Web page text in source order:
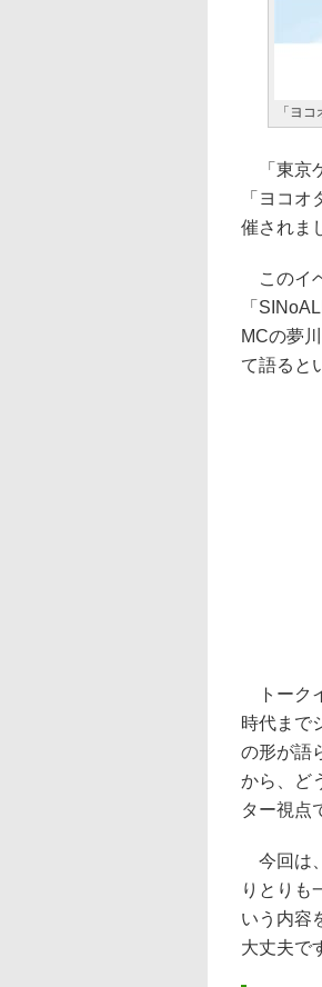
「ヨ
「東京
「ヨコ
催されま
このイ
「
MCの夢
て語ると
トーク
時代まで
の形が語
から、ど
ター視点
今回は
りとりも
いう内容
大丈夫で